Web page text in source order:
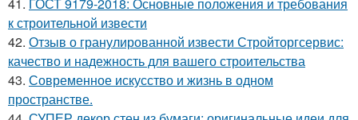
к строительной извести
42. Отзыв о гранулированной извести Стройторгсервис:
качество и надежность для вашего строительства
43. Современное искусство и жизнь в одном
пространстве.